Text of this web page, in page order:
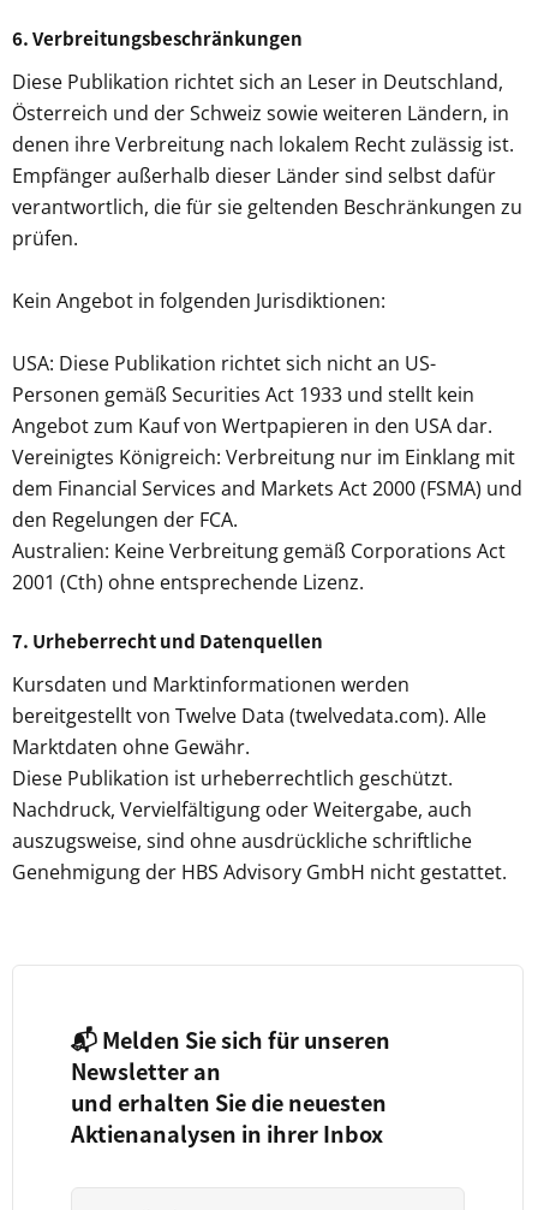
6. Verbreitungsbeschränkungen
Diese Publikation richtet sich an Leser in Deutschland,
Österreich und der Schweiz sowie weiteren Ländern, in
denen ihre Verbreitung nach lokalem Recht zulässig ist.
Empfänger außerhalb dieser Länder sind selbst dafür
verantwortlich, die für sie geltenden Beschränkungen zu
prüfen.
Kein Angebot in folgenden Jurisdiktionen:
USA: Diese Publikation richtet sich nicht an US-
Personen gemäß Securities Act 1933 und stellt kein
Angebot zum Kauf von Wertpapieren in den USA dar.
Vereinigtes Königreich: Verbreitung nur im Einklang mit
dem Financial Services and Markets Act 2000 (FSMA) und
den Regelungen der FCA.
Australien: Keine Verbreitung gemäß Corporations Act
2001 (Cth) ohne entsprechende Lizenz.
7. Urheberrecht und Datenquellen
Kursdaten und Marktinformationen werden
bereitgestellt von Twelve Data (twelvedata.com). Alle
Marktdaten ohne Gewähr.
Diese Publikation ist urheberrechtlich geschützt.
Nachdruck, Vervielfältigung oder Weitergabe, auch
auszugsweise, sind ohne ausdrückliche schriftliche
Genehmigung der HBS Advisory GmbH nicht gestattet.
📬 Melden Sie sich für unseren
Newsletter an
und erhalten Sie die neuesten
Aktienanalysen in ihrer Inbox